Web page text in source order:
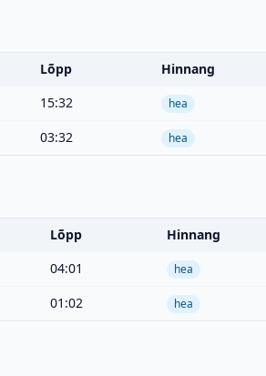
Lõpp
Hinnang
15:32 hea
03:32 hea
Lõpp
Hinnang
04:01 hea
01:02 hea